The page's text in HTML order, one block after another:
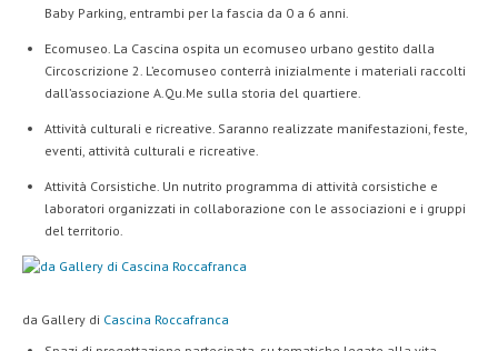
Baby Parking, entrambi per la fascia da 0 a 6 anni.
Ecomuseo. La Cascina ospita un ecomuseo urbano gestito dalla
Circoscrizione 2. L’ecomuseo conterrà inizialmente i materiali raccolti
dall’associazione A.Qu.Me sulla storia del quartiere.
Attività culturali e ricreative. Saranno realizzate manifestazioni, feste,
eventi, attività culturali e ricreative.
Attività Corsistiche. Un nutrito programma di attività corsistiche e
laboratori organizzati in collaborazione con le associazioni e i gruppi
del territorio.
da Gallery di Cascina Roccafranca